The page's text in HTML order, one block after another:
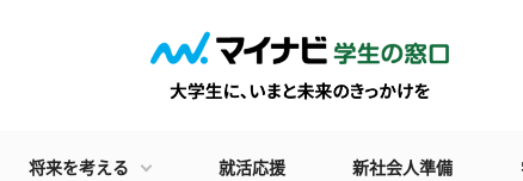
将来を考える 就活応援 新社会人準備